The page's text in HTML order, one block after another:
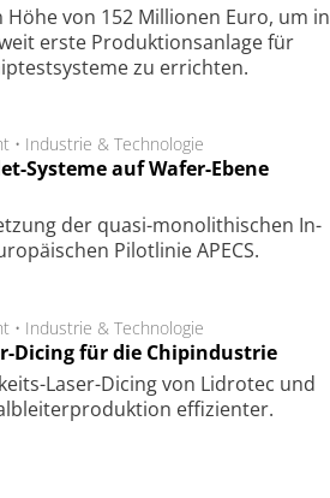
von 152 Mil­lio­nen Euro, um in
ers­te Pro­duk­tions­an­la­ge für
zu er­rich­ten.
• Industrie & Technologie
Systeme auf Wafer-Ebene
der quasi-mono­li­thi­schen In­
Pi­lot­li­nie APECS.
• Industrie & Technologie
Dicing für die Chipindustrie
Laser-Dicing von Lidrotec und
ef­fi­zien­ter.